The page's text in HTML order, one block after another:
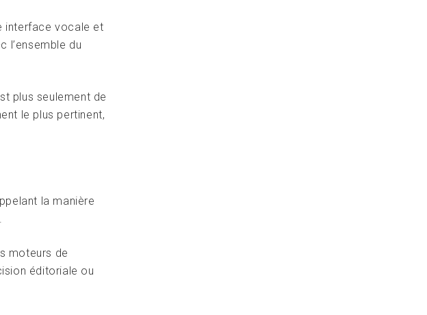
interface vocale et
l’ensemble du
plus seulement de
le plus pertinent,
la manière
moteurs de
éditoriale ou